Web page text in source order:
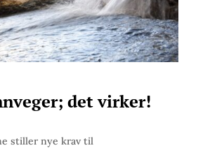
det virker!
stiller nye krav til